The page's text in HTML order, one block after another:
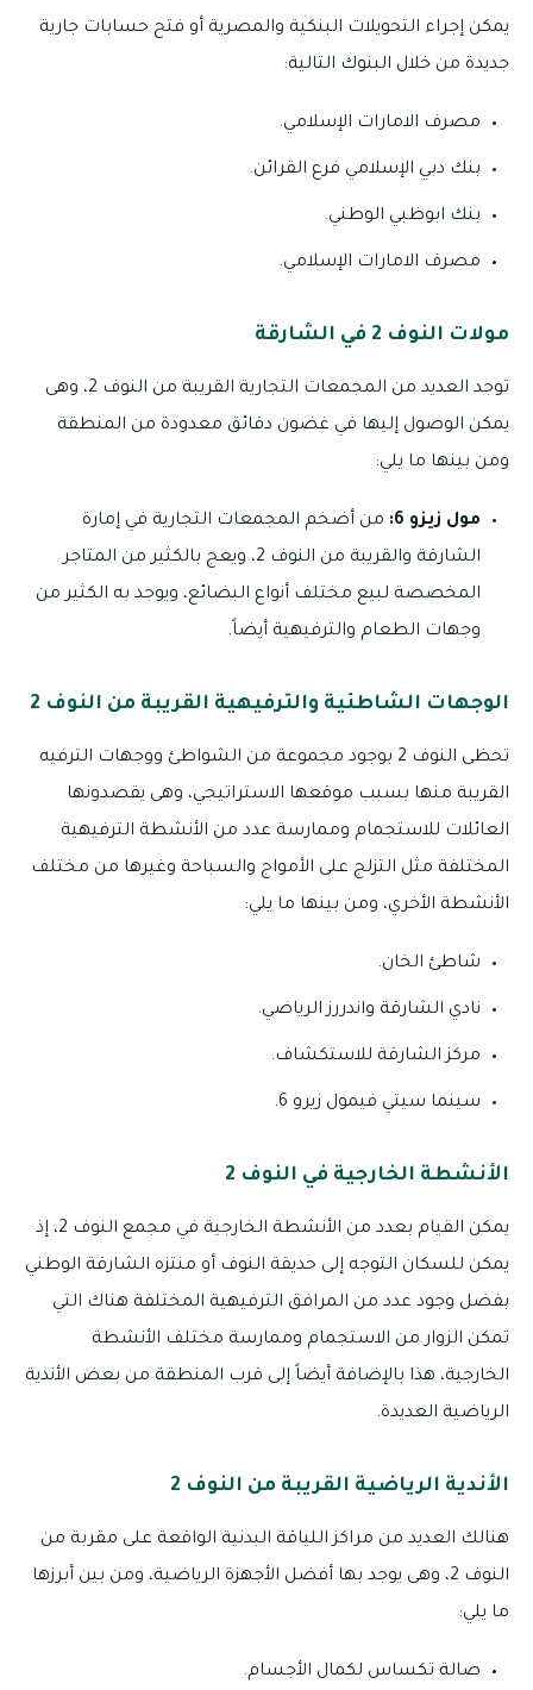
يمكن إجراء التحويلات البنكية والمصرية أو فتح حسابات جارية
جديدة من خلال البنوك التالية:
مصرف الامارات الإسلامي.
بنك دبي الإسلامي فرع القرائن.
بنك ابوظبي الوطني.
مصرف الامارات الإسلامي.
مولات النوف 2 في الشارقة
توجد العديد من المجمعات التجارية القريبة من النوف 2، وهى
يمكن الوصول إليها في غضون دقائق معدودة من المنطقة
ومن بينها ما يلي:
مول زيزو 6:
من أضخم المجمعات التجارية في إمارة
الشارقة والقريبة من النوف 2، ويعج بالكثير من المتاجر
المخصصة لبيع مختلف أنواع البضائع، ويوجد به الكثير من
وجهات الطعام والترفيهية أيضاً.
الوجهات الشاطئية والترفيهية القريبة من النوف 2
تحظى النوف 2 بوجود مجموعة من الشواطئ ووجهات الترفيه
القريبة منها بسبب موقعها الاستراتيجي، وهى يقصدونها
العائلات للاستجمام وممارسة عدد من الأنشطة الترفيهية
المختلفة مثل التزلج على الأمواج والسباحة وغيرها من مختلف
الأنشطة الأخري، ومن بينها ما يلي:
شاطئ الخان.
نادي الشارقة واندررز الرياضي.
مركز الشارقة للاستكشاف.
سينما سيتي فيمول زيرو 6.
الأنشطة الخارجية في النوف 2
يمكن القيام بعدد من الأنشطة الخارجية في مجمع النوف 2، إذ
يمكن للسكان التوجه إلى حديقة النوف أو منتزه الشارقة الوطني
بفضل وجود عدد من المرافق الترفيهية المختلفة هناك التي
تمكن الزوار من الاستجمام وممارسة مختلف الأنشطة
الخارجية، هذا بالإضافة أيضاً إلى قرب المنطقة من بعض الأندية
الرياضية العديدة.
الأندية الرياضية القريبة من النوف 2
هنالك العديد من مراكز اللياقة البدنية الواقعة على مقربة من
النوف 2، وهى يوجد بها أفضل الأجهزة الرياضية، ومن بين أبرزها
ما يلي:
صالة تكساس لكمال الأجسام.